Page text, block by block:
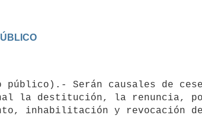
la destitución, la renuncia,
inhabilitación y revocación